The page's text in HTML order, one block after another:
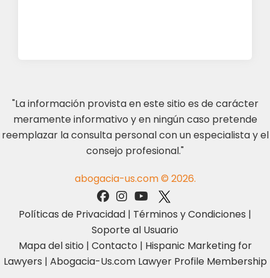
"La información provista en este sitio es de carácter
meramente informativo y en ningún caso pretende
reemplazar la consulta personal con un especialista y el
consejo profesional."
abogacia-us.com © 2026.
Políticas de Privacidad | Términos y Condiciones |
Soporte al Usuario
Mapa del sitio | Contacto | Hispanic Marketing for
Lawyers | Abogacia-Us.com Lawyer Profile Membership